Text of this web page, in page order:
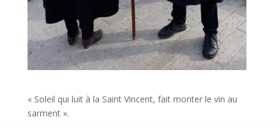
« Soleil qui luit à la Saint Vincent, fait monter le vin au
sarment ».